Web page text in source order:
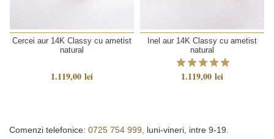
Cercei aur 14K Classy cu ametist
natural
1.119,00 lei
Inel aur 14K Classy cu ametist
natural
1.119,00 lei
Comenzi telefonice: 0725 754 999, luni-vineri, intre 9-19.